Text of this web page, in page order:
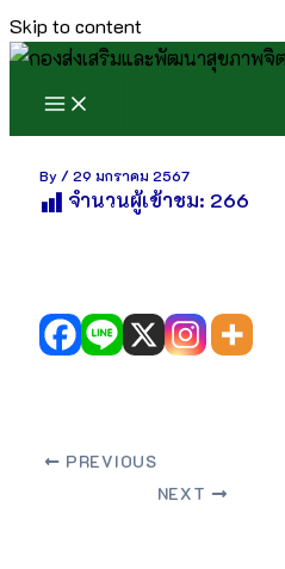
Skip to content
By /29 มกราคม 2567
จำนวนผู้เข้าชม: 266
PREVIOUS
NEXT